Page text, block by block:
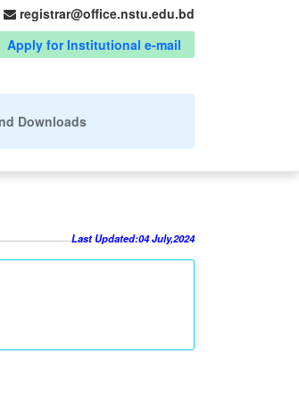
registrar@office.nstu.edu.bd
Apply for Institutional e-mail
Downloads
Last Updated:04 July,2024